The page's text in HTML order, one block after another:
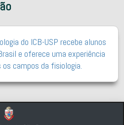
do ICB-USP recebe alunos
e oferece uma experiência
campos da fisiologia.